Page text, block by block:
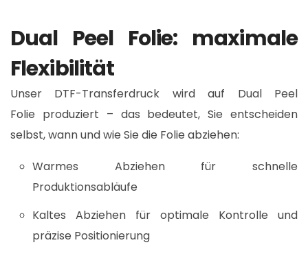
Dual Peel Folie: maximale
Flexibilität
Unser DTF-Transferdruck wird auf Dual Peel
Folie produziert – das bedeutet, Sie entscheiden
selbst, wann und wie Sie die Folie abziehen:
Warmes Abziehen für schnelle
Produktionsabläufe
Kaltes Abziehen für optimale Kontrolle und
präzise Positionierung